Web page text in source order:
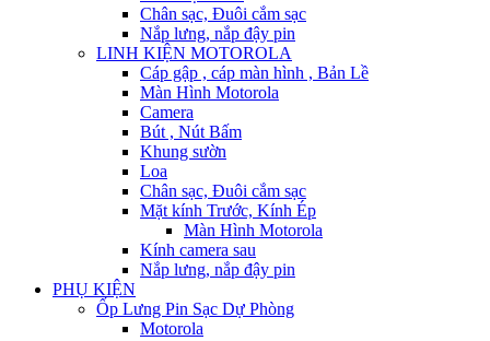
Chân sạc, Đuôi cắm sạc
Nắp lưng, nắp đậy pin
LINH KIỆN MOTOROLA
Cáp gập , cáp màn hình , Bản Lề
Màn Hình Motorola
Camera
Bút , Nút Bấm
Khung sườn
Loa
Chân sạc, Đuôi cắm sạc
Mặt kính Trước, Kính Ép
Màn Hình Motorola
Kính camera sau
Nắp lưng, nắp đậy pin
PHỤ KIỆN
Ốp Lưng Pin Sạc Dự Phòng
Motorola